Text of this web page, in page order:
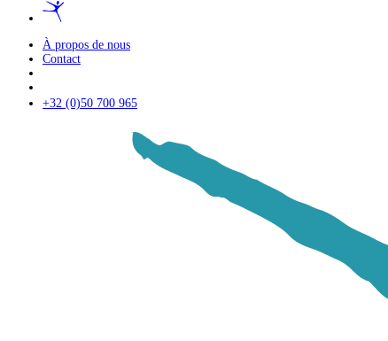
À propos de nous
Contact
+32 (0)50 700 965